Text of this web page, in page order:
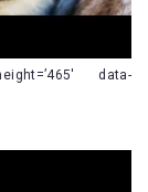
data-